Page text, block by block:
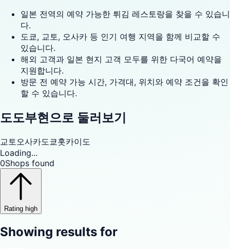
일본 전역의 예약 가능한 튀김 레스토랑을 찾을 수 있습니
다.
도쿄, 교토, 오사카 등 인기 여행 지역을 함께 비교할 수
있습니다.
해외 고객과 일본 현지 고객 모두를 위한 다국어 예약을
지원합니다.
방문 전 예약 가능 시간, 가격대, 위치와 예약 조건을 확인
할 수 있습니다.
도도부현으로 둘러보기
교토 오사카도쿄홋카이도
Loading...
0Shops found
Rating high
Showing results for